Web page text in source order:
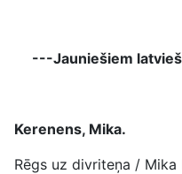
---Jauniešiem
Kerenens, Mika.
Rēgs uz divriteņa / Mika